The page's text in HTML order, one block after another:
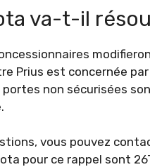
va-t-il
Prius est concernée
portes non sécurisées
vous pouvez
pour ce rappel sont